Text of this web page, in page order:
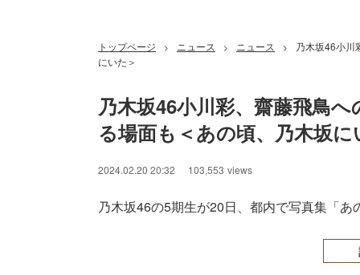
トップページ > ニュース > ニュース >
乃木坂46小川
にいた＞
乃木坂46小川彩、齋藤飛鳥
る場面も＜あの頃、乃木坂に
2024.02.20 20:32 103,553 views
乃木坂46の5期生が20日、都内で写真集「